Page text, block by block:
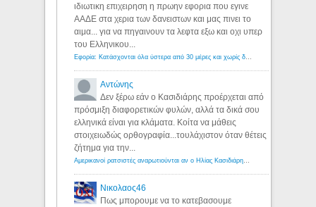
ιδιωτικη επιχειρηση η πρωην εφορια που εγινε
ΑΑΔΕ στα χερια των δανειστων και μας πινει το
αιμα... για να πηγαινουν τα λεφτα εξω και οχι υπερ
του Ελληνικου...
Αντώνης
Δεν ξέρω εάν ο Κασιδιάρης προέρχεται από
πρόσμιξη διαφορετικών φυλών, αλλά τα δικά σου
ελληνικά είναι για κλάματα. Κοίτα να μάθεις
στοιχειωδώς ορθογραφία...τουλάχιστον όταν θέτεις
ζήτημα για την...
Νικολαος46
Πως μπορουμε να το κατεβασουμε